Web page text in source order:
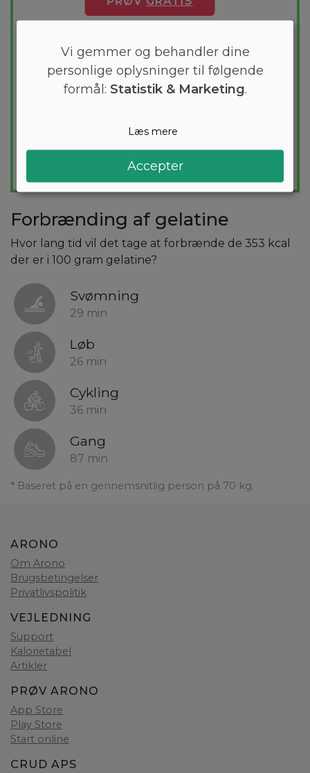
Forbrænding af gelatine
Hvor lang tid vil det tage at forbrænde de 353 kcal
der er i 100 gram gelatine?
Svømning
29 min
Løb
26 min
Cykling
36 min
Gang
87 min
* Baseret på en gennemsnitlig person på 70 kg.
ARONO
Om Arono
Brugsbetingelser
Privatlivspolitik
VEJLEDNING
Support
Kalorietabel
Artikler
PRØV ARONO
App Store
Play Store
Start online
CRUD APS
Vi gemmer og behandler dine
personlige oplysninger til følgende
formål: Statistik & Marketing.
Læs mere
Accepter